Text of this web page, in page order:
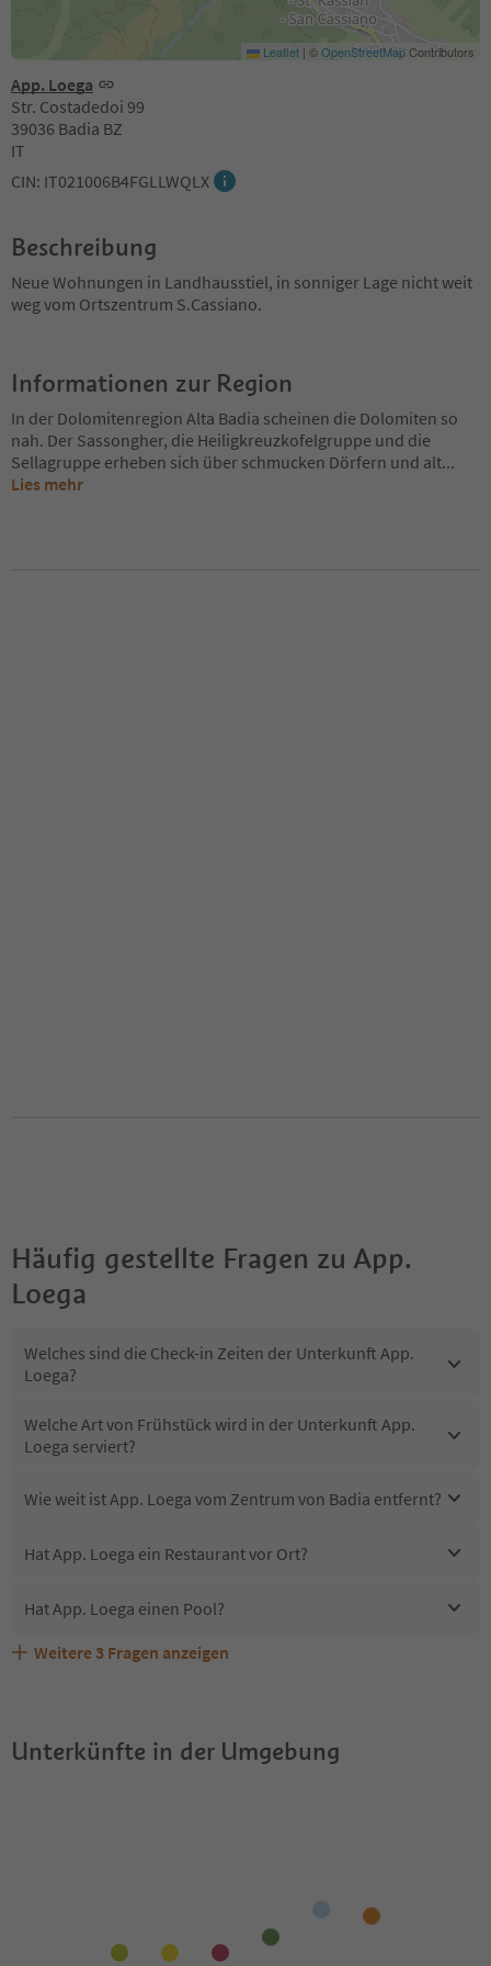
App. Loega
Str. Costadedoi 99
39036 Badia BZ
IT
CIN: IT021006B4FGLLWQLX
Leaflet | ©OpenStreetMapContributors
Beschreibung
Neue Wohnungen in Landhausstiel, in sonniger Lage nicht weit
weg vom Ortszentrum S.Cassiano.
Informationen zur Region
In der Dolomitenregion Alta Badia scheinen die Dolomiten so
nah. Der Sassongher, die Heiligkreuzkofelgruppe und die
Sellagruppe erheben sich über schmucken Dörfern und alt...
Lies mehr
Häufig gestellte Fragen zu App.
Loega
Welches sind die Check-in Zeiten der Unterkunft App.
Loega?
Welche Art von Frühstück wird in der Unterkunft App.
Loega serviert?
Wie weit ist App. Loega vom Zentrum von Badia entfernt?
Hat App. Loega ein Restaurant vor Ort?
Hat App. Loega einen Pool?
Sind Haustiere in der Unterkunft App. Loega erlaubt?
Welche Services bietet App. Loega?
Erhalten die Gäste von App. Loega einen Südtirol
Weitere 3 Fragen anzeigen
Unterkünfte in der Umgebung